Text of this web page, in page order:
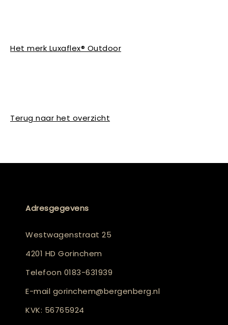
Het merk Luxaflex® Outdoor
Terug naar het overzicht
Adresgegevens
Westwagenstraat 25
4201 HD Gorinchem
Telefoon 0183-631939
E-mail gorinchem@bergenberg.nl
KVK: 56765924